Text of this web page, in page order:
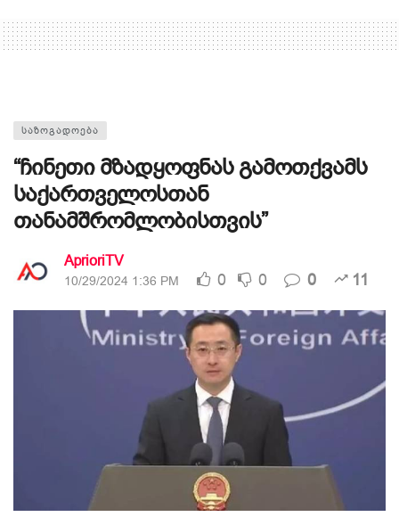
ᲡᲐᲖᲝᲒᲐᲓᲝᲔᲑᲐ
“ჩინეთი მზადყოფნას გამოთქვამს
საქართველოსთან
თანამშრომლობისთვის”
AprioriTV
10/29/2024 1:36 PM 0 0 0 11